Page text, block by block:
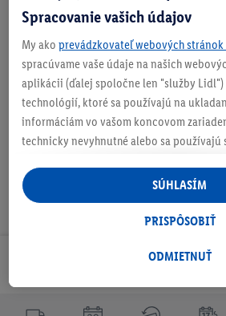
O produkte
Na stiahnutie
Odoberaj
Spracovanie vašich údajov
My ako prevádzkovateľ webových
spracúvame vaše údaje na našich
aplikácii (ďalej spoločne len "služby
technológií, ktoré sa používajú na
informáciám vo vašom koncovom
technicky nevyhnutné alebo sa používajú
personalizovanú reklamu v rámci služieb
ste účastníkom programu Lidl Plus, na
aj údaje z vášho nákupného správania v
následne si vytvoríte účet Lidl Plus alebo
ODMIETNUŤ
PRISPÔSOBIŤ
SÚHLASÍM